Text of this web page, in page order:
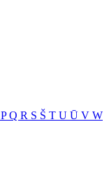
PQ R S Š T U Ū V W